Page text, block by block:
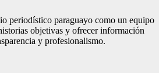
periodístico paraguayo como un equipo
objetivas y ofrecer información
y profesionalismo.